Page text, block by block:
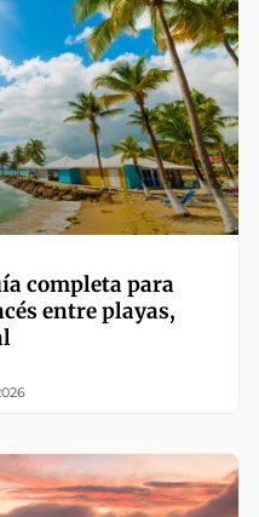
completa para
entre playas,